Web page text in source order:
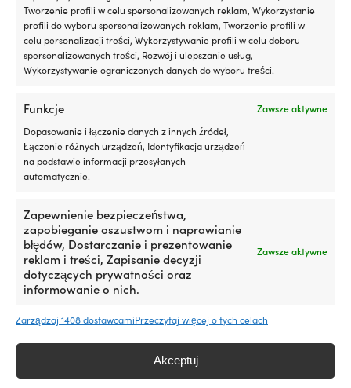
Tworzenie profili w celu spersonalizowanych reklam, Wykorzystanie
profili do wyboru spersonalizowanych reklam, Tworzenie profili w
celu personalizacji treści, Wykorzystywanie profili w celu doboru
spersonalizowanych treści, Rozwój i ulepszanie usług,
Wykorzystywanie ograniczonych danych do wyboru treści.
Funkcje
Zawsze aktywne
Dopasowanie i łączenie danych z innych źródeł,
Łączenie różnych urządzeń, Identyfikacja urządzeń
na podstawie informacji przesyłanych
automatycznie.
Zapewnienie bezpieczeństwa,
zapobieganie oszustwom i naprawianie
błędów, Dostarczanie i prezentowanie
reklam i treści, Zapisanie decyzji
dotyczących prywatności oraz
informowanie o nich.
Zawsze aktywne
Zarządzaj 1408 dostawcamiPrzeczytaj więcej o tych celach
Akceptuj
5,42€
VAT wlicz.
1 W MAGAZYNIE (MOŻE BYĆ
5,42€
VAT wlicz.
4 W MAGAZYNIE (MOŻE BYĆ
ZAMÓWIONY)
Świeca zapłonowa NGK
BP6HS
4,50€
ZAMÓWIONY)
Świeca zapłonowa NGK B8HS-
7,26€
VAT wlicz.
ZAMÓWIONY)